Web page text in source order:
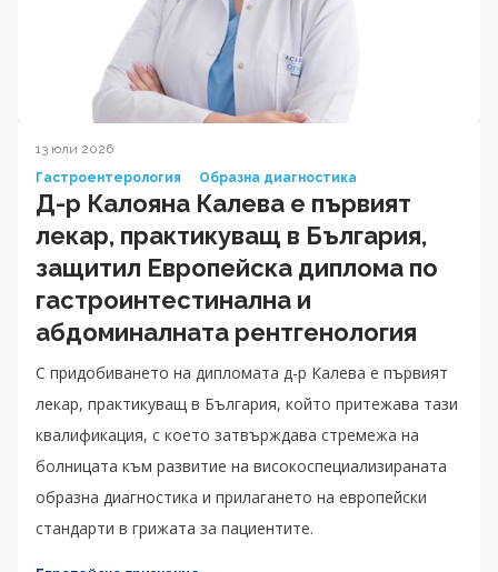
13 юли 2026
Гастроентерология
Образна диагностика
Д-р Калояна Калева е първият
лекар, практикуващ в България,
защитил Европейска диплома по
гастроинтестинална и
абдоминалната рентгенология
С придобиването на дипломата д-р Калева е първият
лекар, практикуващ в България, който притежава тази
квалификация, с което затвърждава стремежа на
болницата към развитие на високоспециализираната
образна диагностика и прилагането на европейски
стандарти в грижата за пациентите.